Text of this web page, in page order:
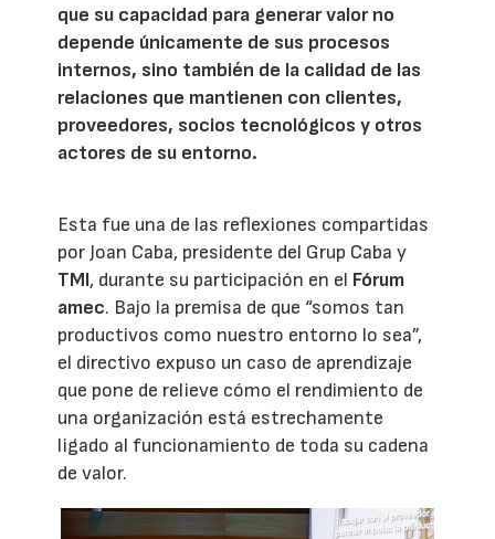
que su capacidad para generar valor no
depende únicamente de sus procesos
internos, sino también de la calidad de las
relaciones que mantienen con clientes,
proveedores, socios tecnológicos y otros
actores de su entorno.
Esta fue una de las reflexiones compartidas
por Joan Caba, presidente del Grup Caba y
TMI, durante su participación en el Fórum
amec. Bajo la premisa de que “somos tan
productivos como nuestro entorno lo sea”,
el directivo expuso un caso de aprendizaje
que pone de relieve cómo el rendimiento de
una organización está estrechamente
ligado al funcionamiento de toda su cadena
de valor.